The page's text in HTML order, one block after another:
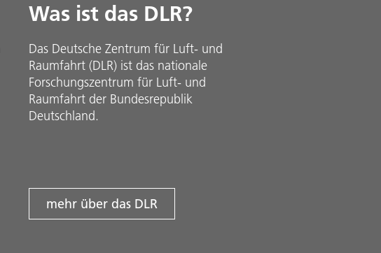
Was ist das DLR?
Das Deutsche Zentrum für Luft- und
Raumfahrt (DLR) ist das nationale
Forschungszentrum für Luft- und
Raumfahrt der Bundesrepublik
Deutschland.
mehr über das DLR